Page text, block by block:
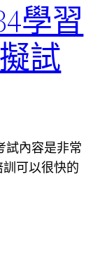
學習
試
試內容是非常
可以很快的